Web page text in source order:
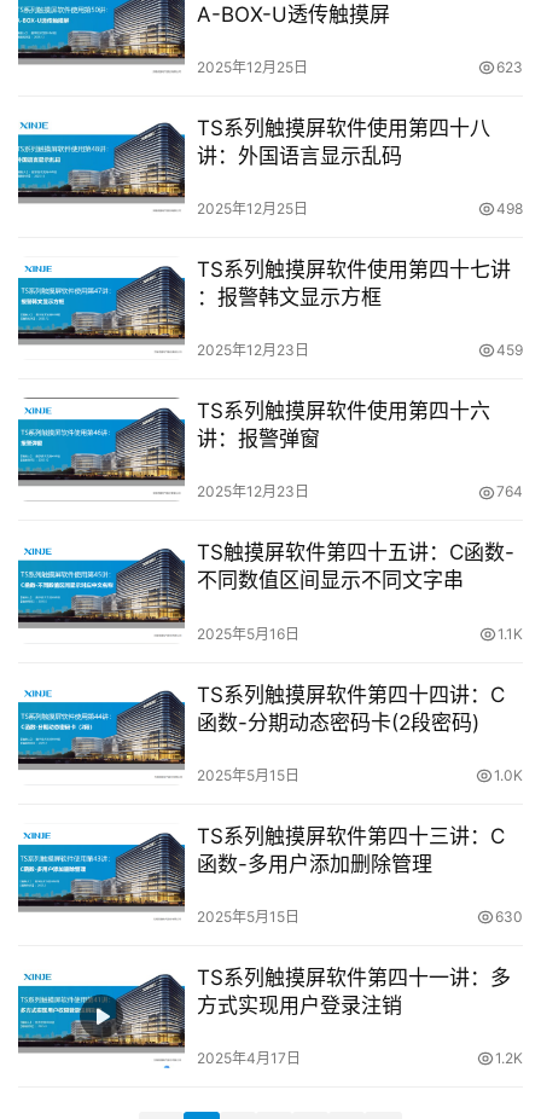
首
页
课
堂
题
问
答
区
常
题
登录 注册
A-BOX-U透传触摸屏
2025年12月25日 623
TS系列触摸屏软件使用第四十八
讲：外国语言显示乱码
2025年12月25日 498
TS系列触摸屏软件使用第四十七讲
：报警韩文显示方框
2025年12月23日 459
TS系列触摸屏软件使用第四十六
讲：报警弹窗
2025年12月23日 764
TS触摸屏软件第四十五讲：C函数-
不同数值区间显示不同文字串
2025年5月16日 1.1K
TS系列触摸屏软件第四十四讲：C
函数-分期动态密码卡(2段密码)
2025年5月15日 1.0K
TS系列触摸屏软件第四十三讲：C
函数-多用户添加删除管理
2025年5月15日 630
TS系列触摸屏软件第四十一讲：多
方式实现用户登录注销
2025年4月17日 1.2K